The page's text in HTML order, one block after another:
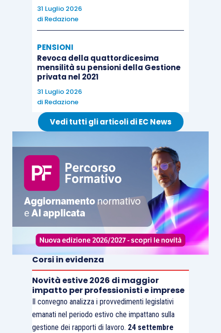
31 Luglio 2026
di Redazione
PENSIONI
Revoca della quattordicesima
mensilità su pensioni della Gestione
privata nel 2021
31 Luglio 2026
di Redazione
Vedi tutti gli articoli di EC News
Corsi in evidenza
Novità estive 2026 di maggior
impatto per professionisti e imprese
Il convegno analizza i provvedimenti legislativi
emanati nel periodo estivo che impattano sulla
gestione dei rapporti di lavoro. 24 settembre